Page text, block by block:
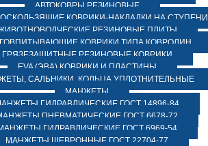
АВТОКОВРЫ РЕЗИНОВЫЕ
КОВРИКИ-НАКЛАДКИ НА СТУПЕНИ
РЕЗИНОВЫЕ ПЛИТЫ
КОВРИКИ ТИПА КОВРОЛИН
ГРЯЗЕЗАЩИТНЫЕ РЕЗИНОВЫЕ КОВРИКИ
EVA (ЭВА) КОВРИКИ И ПЛАСТИНЫ
САЛЬНИКИ, КОЛЬЦА УПЛОТНИТЕЛЬНЫЕ
МАНЖЕТЫ
ГИДРАВЛИЧЕСКИЕ ГОСТ 14896-84
ПНЕВМАТИЧЕСКИЕ ГОСТ 6678-72
ГИДРАВЛИЧЕСКИЕ ГОСТ 6969-54
МАНЖЕТЫ ШЕВРОННЫЕ ГОСТ 22704-77